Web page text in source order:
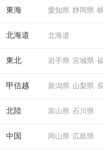
東海 愛知県 静岡県
北海道 北海道
東北 岩手県 宮城県
甲信越 新潟県 山梨県
北陸 富山県 石川県
中国 岡山県 広島県